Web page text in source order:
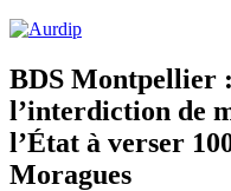
BDS Montpellier
l’interdiction de
l’État à verser
Moragues